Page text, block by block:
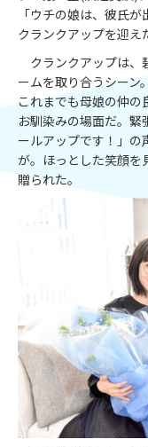
「ウチの娘は、彼氏
クランクアップを迎え
クランクアップは、
ームを取り合うシーン
これまでも母娘の仲
お馴染みの場面だ。
ールアップです！」の
が。ほっとした笑顔を
贈られた。